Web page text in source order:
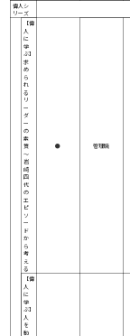
偉人シ
リーズ
【偉
人
に
学
ぶ】
求
め
ら
れ
る
リ
ー
ダ
ー
の
素
質
～
岩
崎
四
代
の
エ
ピ
ソ
ー
ド
か
ら
考
え
る
● 管理職
【偉
人
に
学
ぶ】
人
を
動